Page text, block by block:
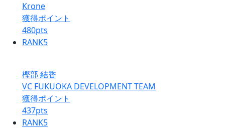
Krone
獲得ポイント
480pts
RANK5
樫部 結香
VC FUKUOKA DEVELOPMENT TEAM
獲得ポイント
437pts
RANK5